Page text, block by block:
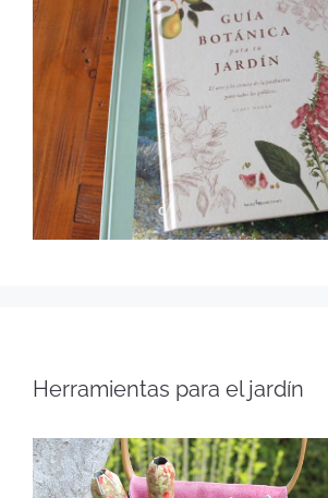
Herramientas para el jardín